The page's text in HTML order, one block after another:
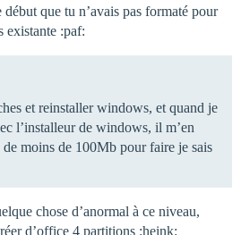
que tu n’avais pas formaté pour
existante :paf:
et reinstaller windows, et quand je
l’installeur de windows, il m’en
de moins de 100Mb pour faire je sais
chose d’anormal à ce niveau,
d’office 4 partitions :heink: